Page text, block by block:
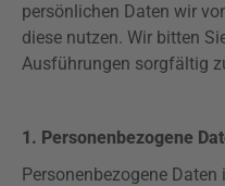
persönlichen Daten wir
diese nutzen. Wir bitten
Ausführungen sorgfältig
1. Personenbezogene
Personenbezogene